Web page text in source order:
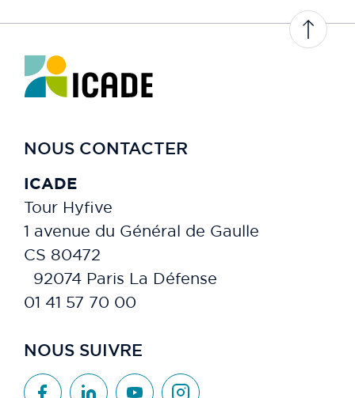
NOUS CONTACTER
ICADE
Tour Hyfive
1 avenue du Général de Gaulle
CS 80472
92074 Paris La Défense
01 41 57 70 00
NOUS SUIVRE